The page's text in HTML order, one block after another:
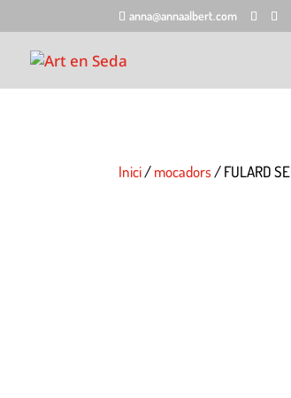
anna@annaalbert.com
Inici/mocadors/ FULARD